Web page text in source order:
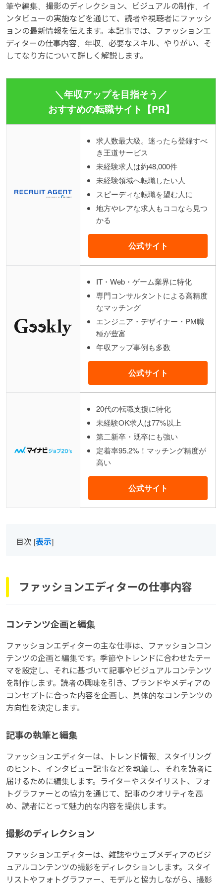
筆や編集、撮影のディレクション、ビジュアルの制作、イ
ンタビューの実施などを通じて、読者や視聴者にファッシ
ョンの最新情報を伝えます。本記事では、ファッションエ
ディターの仕事内容、年収、必要なスキル、やりがい、そ
してなり方について詳しく解説します。
＼年収アップを目指そう／
おすすめの転職サイト【PR】
求人数最大級。迷ったら登録すべ
き王道サービス
未経験求人は約48,000件
未経験領域へ転職したい人
スピーディな転職を望む人に
地方やレアな求人もココなら見つ
かる
公式サイト
IT・Web・ゲーム業界に特化
専門コンサルタントによる高精度
なマッチング
エンジニア・デザイナー・PM職
種が豊富
年収アップ事例も多数
公式サイト
20代の転職支援に特化
未経験OK求人は77%以上
第二新卒・既卒にも強い
定着率95.2%！マッチング精度が
高い
公式サイト
目次 [表示]
ファッションエディターの仕事内容
コンテンツ企画と編集
ファッションエディターの主な仕事は、ファッションコン
テンツの企画と編集です。季節やトレンドに合わせたテー
マを設定し、それに基づいて記事やビジュアルコンテンツ
を制作します。読者の興味を引き、ブランドやメディアの
コンセプトに合った内容を企画し、具体的なコンテンツの
方向性を決定します。
記事の執筆と編集
ファッションエディターは、トレンド情報、スタイリング
のヒント、インタビュー記事などを執筆し、それを読者に
届けるために編集します。ライターやスタイリスト、フォ
トグラファーとの協力を通じて、記事のクオリティを高
め、読者にとって魅力的な内容を提供します。
撮影のディレクション
ファッションエディターは、雑誌やウェブメディアのビジ
ュアルコンテンツの撮影をディレクションします。スタイ
リストやフォトグラファー、モデルと協力しながら、撮影